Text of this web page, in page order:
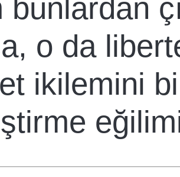
bunlardan
o da
ikilemini